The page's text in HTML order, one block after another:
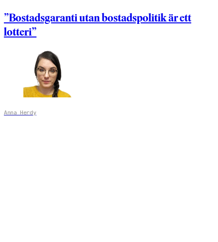
”Bostadsgaranti utan bostadspolitik är ett
lotteri”
Anna Herdy